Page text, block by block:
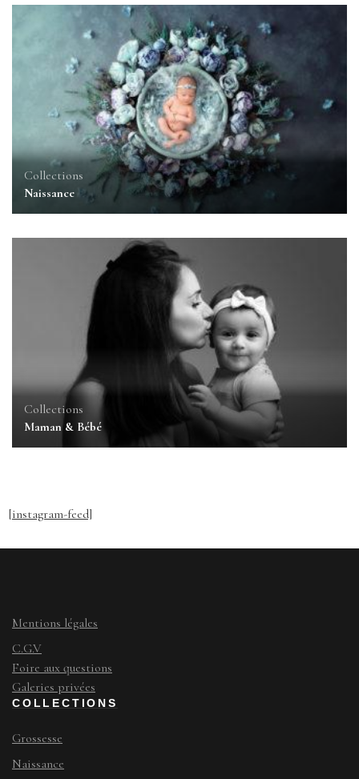
Collections
Naissance
Collections
Maman & Bébé
[instagram-feed]
Mentions légales
C.G.V
Foire aux questions
Galeries privées
COLLECTIONS
Grossesse
Naissance